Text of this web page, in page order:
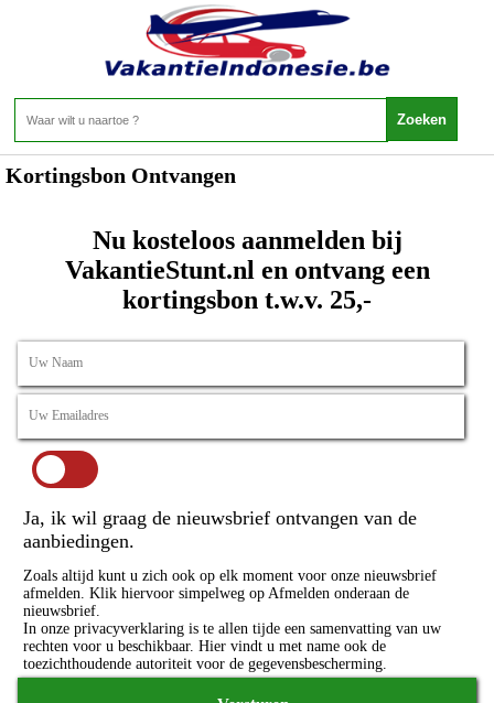
Home>Kortingsbon Ontvangen
Kortingsbon Ontvangen